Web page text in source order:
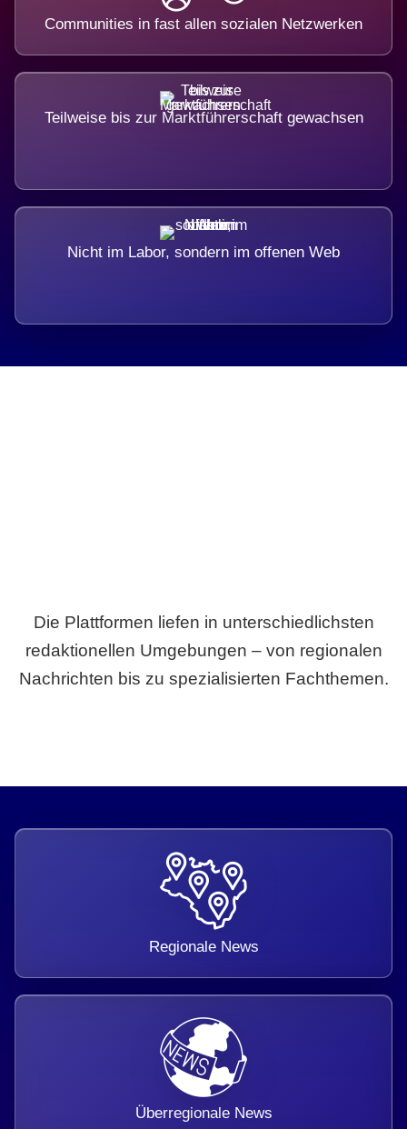
Communities in fast allen sozialen Netzwerken
Teilweise bis zur Marktführerschaft gewachsen
Nicht im Labor, sondern im offenen Web
Die Plattformen liefen in unterschiedlichsten
redaktionellen Umgebungen – von regionalen
Nachrichten bis zu spezialisierten Fachthemen.
Regionale News
Überregionale News